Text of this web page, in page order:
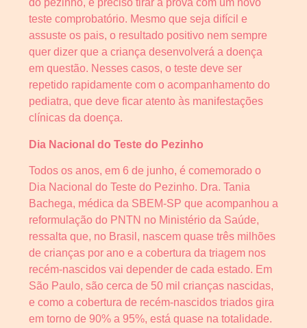
do pezinho, é preciso tirar a prova com um novo
teste comprobatório. Mesmo que seja difícil e
assuste os pais, o resultado positivo nem sempre
quer dizer que a criança desenvolverá a doença
em questão. Nesses casos, o teste deve ser
repetido rapidamente com o acompanhamento do
pediatra, que deve ficar atento às manifestações
clínicas da doença.
Dia Nacional do Teste do Pezinho
Todos os anos, em 6 de junho, é comemorado o
Dia Nacional do Teste do Pezinho. Dra. Tania
Bachega, médica da SBEM-SP que acompanhou a
reformulação do PNTN no Ministério da Saúde,
ressalta que, no Brasil, nascem quase três milhões
de crianças por ano e a cobertura da triagem nos
recém-nascidos vai depender de cada estado. Em
São Paulo, são cerca de 50 mil crianças nascidas,
e como a cobertura de recém-nascidos triados gira
em torno de 90% a 95%, está quase na totalidade.